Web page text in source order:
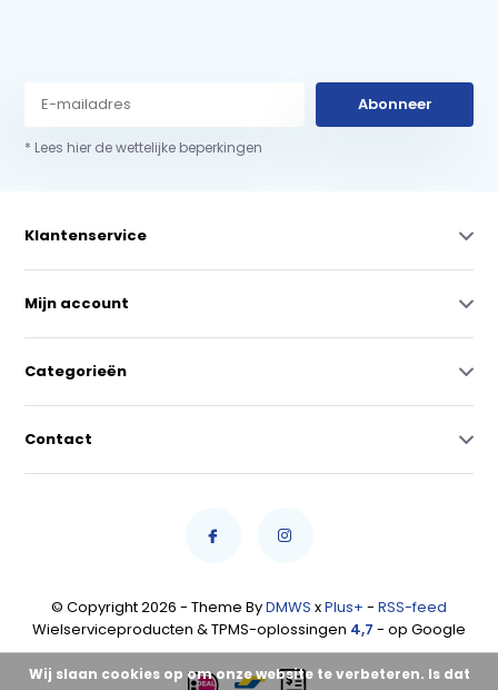
Abonneer
* Lees hier de wettelijke beperkingen
Klantenservice
Mijn account
Categorieën
Contact
© Copyright 2026 - Theme ByDMWS xPlus+ - RSS-feed
Wielserviceproducten & TPMS-oplossingen 4,7 - op Google
Wij slaan cookies op om onze website te verbeteren. Is dat